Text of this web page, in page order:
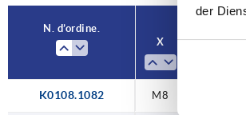
der
M24
N. d’ordine.
X
T
K0108.1082 M8